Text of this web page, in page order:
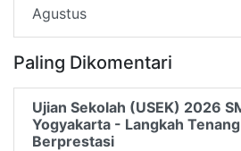
Agustus
Paling Dikomentari
Ujian Sekolah (USEK) 2026
Yogyakarta - Langkah
Berprestasi